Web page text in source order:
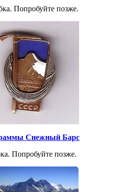
Попробуйте позже.
Снежный Барс
Попробуйте позже.